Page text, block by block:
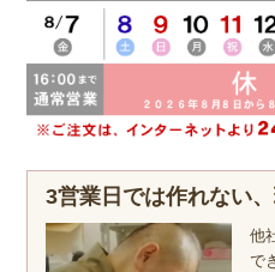
3営業日では作れない
他
で